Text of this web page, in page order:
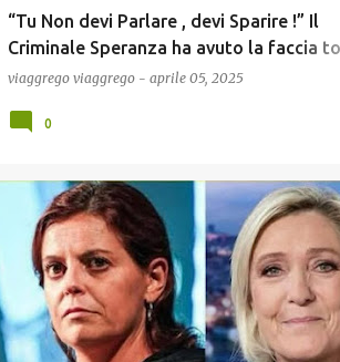
“Tu Non devi Parlare , devi Sparire !” Il
Criminale Speranza ha avuto la faccia
fare lo Splendido contro Trump : in
viaggrego viaggrego - aprile 05, 2025
0
COMUNICAZIONE CRONACA ECONOMIA
MEME NEWS POLITICA SCUOLA E DIDATTICA